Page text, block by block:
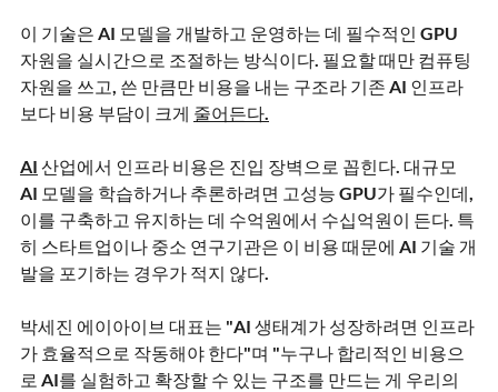
이 기술은 AI 모델을 개발하고 운영하는 데 필수적인 GPU
자원을 실시간으로 조절하는 방식이다. 필요할 때만 컴퓨팅
자원을 쓰고, 쓴 만큼만 비용을 내는 구조라 기존 AI 인프라
보다 비용 부담이 크게 줄어든다.
AI 산업에서 인프라 비용은 진입 장벽으로 꼽힌다. 대규모
AI 모델을 학습하거나 추론하려면 고성능 GPU가 필수인데,
이를 구축하고 유지하는 데 수억원에서 수십억원이 든다. 특
히 스타트업이나 중소 연구기관은 이 비용 때문에 AI 기술 개
발을 포기하는 경우가 적지 않다.
박세진 에이아이브 대표는 "AI 생태계가 성장하려면 인프라
가 효율적으로 작동해야 한다"며 "누구나 합리적인 비용으
로 AI를 실험하고 확장할 수 있는 구조를 만드는 게 우리의